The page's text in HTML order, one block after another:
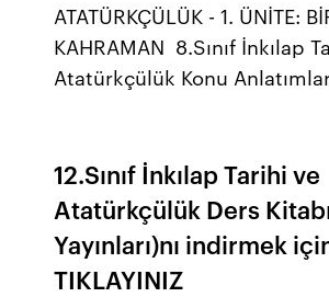
ATATÜRKÇÜLÜK - 1. ÜNİTE:
KAHRAMAN 8.Sınıf İnkılap
Atatürkçülük Konu
12.Sınıf İnkılap Tarihi ve
Atatürkçülük Ders
Yayınları)nı indirmek
TIKLAYINIZ